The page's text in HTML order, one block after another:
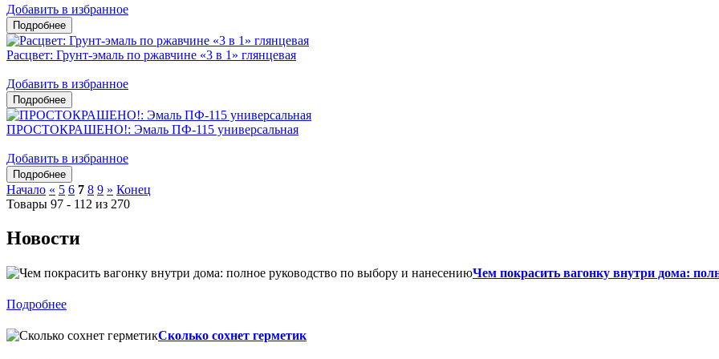
Добавить в избранное
Расцвет: Грунт-эмаль по ржавчине «3 в 1» глянцевая
Добавить в избранное
ПРОСТОКРАШЕНО!: Эмаль ПФ-115 универсальная
Добавить в избранное
Начало « 5 6 7 8 9 » Конец
Товары 97 - 112 из 270
Новости
Чем покрасить вагонку внутри дома:
Подробнее
Сколько сохнет герметик